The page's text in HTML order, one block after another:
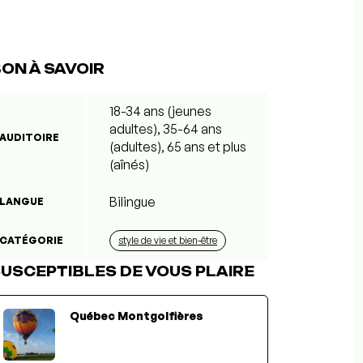
À SAVOIR
AUDITOIRE
18-34 ans (jeunes
adultes), 35-64 ans
(adultes), 65 ans et plus
(aînés)
LANGUE Bilingue
CATÉGORIE style de vie et bien-être
DE VOUS PLAIRE
Québec Montgolfières